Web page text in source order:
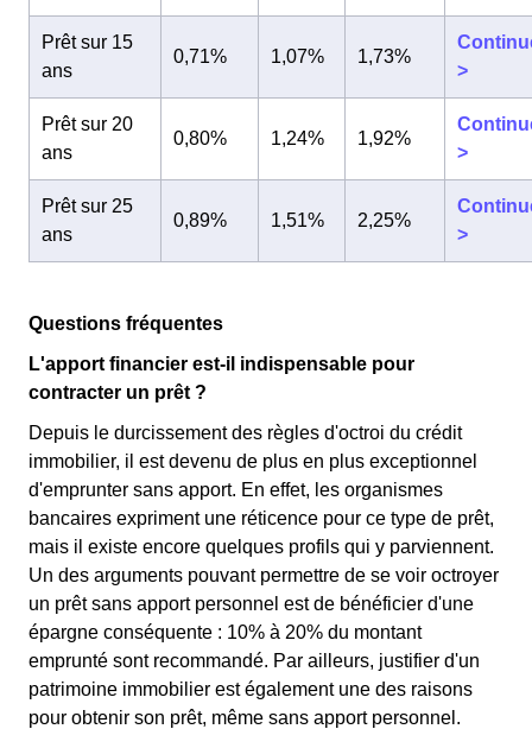
Prêt sur 15
ans
0,71% 1,07% 1,73%
>
Prêt sur 20
ans
0,80% 1,24% 1,92%
>
Prêt sur 25
ans
0,89% 1,51% 2,25%
>
Questions fréquentes
L'apport financier est-il indispensable pour
contracter un prêt ?
Depuis le durcissement des règles d'octroi du crédit
immobilier, il est devenu de plus en plus exceptionnel
d'emprunter sans apport. En effet, les organismes
bancaires expriment une réticence pour ce type de prêt,
mais il existe encore quelques profils qui y parviennent.
Un des arguments pouvant permettre de se voir octroyer
un prêt sans apport personnel est de bénéficier d'une
épargne conséquente : 10% à 20% du montant
emprunté sont recommandé. Par ailleurs, justifier d'un
patrimoine immobilier est également une des raisons
pour obtenir son prêt, même sans apport personnel.